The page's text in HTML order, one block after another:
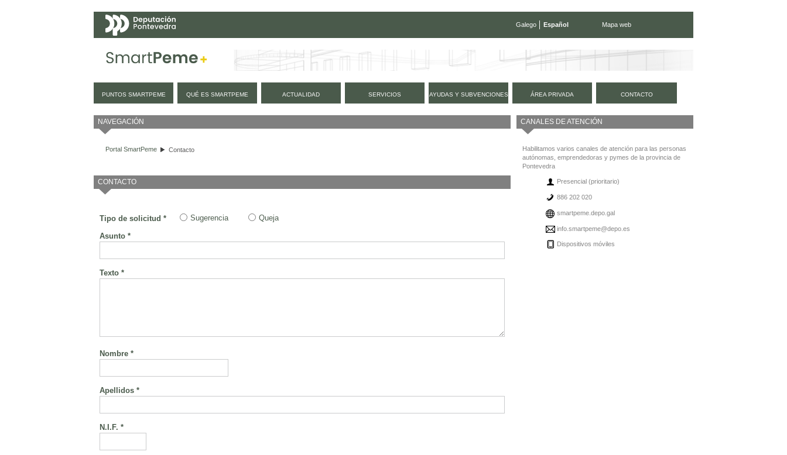
Galego Español Mapa web
PUNTOS SMARTPEME QUÉ ES SMARTPEME ACTUALIDAD SERVICIOS AYUDAS Y SUBVENCIONES ÁREA PRIVADA CONTACTO
NAVEGACIÓN
Portal SmartPeme Contacto
CONTACTO
Tipo de solicitud * Sugerencia Queja
Asunto *
Texto *
Nombre *
Apellidos *
N.I.F. *
CANALES DE ATENCIÓN
Habilitamos varios canales de atención para las personas
autónomas, emprendedoras y pymes de la provincia de
Pontevedra
Presencial (prioritario)
886 202 020
smartpeme.depo.gal
info.smartpeme@depo.es
Dispositivos móviles